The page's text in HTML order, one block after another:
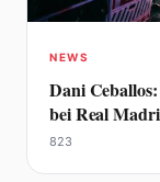
NEWS
Dani
bei Real
823